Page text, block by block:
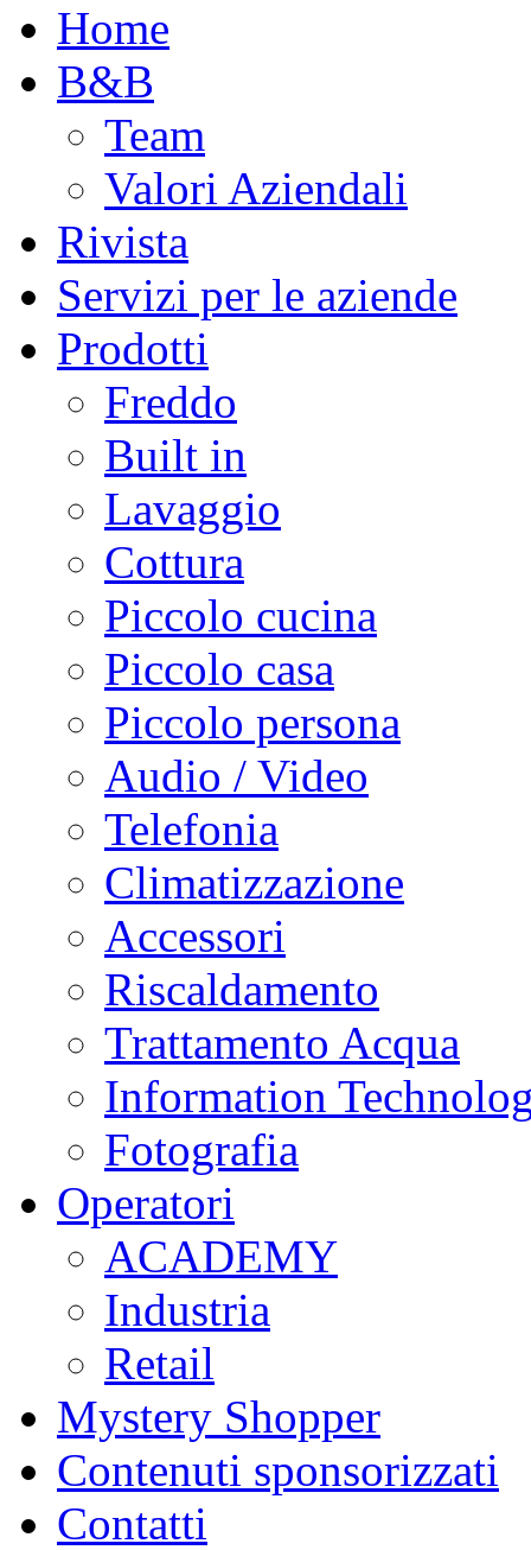
Home
B&B
Team
Valori Aziendali
Rivista
Servizi per le aziende
Prodotti
Freddo
Built in
Lavaggio
Cottura
Piccolo cucina
Piccolo casa
Piccolo persona
Audio / Video
Telefonia
Climatizzazione
Accessori
Riscaldamento
Trattamento Acqua
Information
Fotografia
Operatori
ACADEMY
Industria
Retail
Mystery Shopper
Contenuti sponsorizzati
Contatti